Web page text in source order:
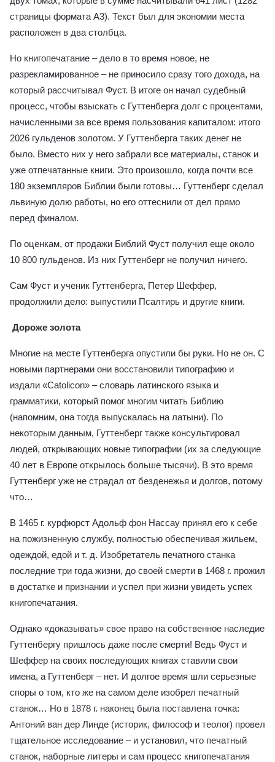
страницы формата А3). Текст был для экономии места
расположен в два столбца.
Но книгопечатание – дело в то время новое, не
разрекламированное – не приносило сразу того дохода, на
который рассчитывал Фуст. В итоге он начал судебный
процесс, чтобы взыскать с Гуттенберга долг с процентами,
начисленными за все время пользования капиталом: итого
2026 гульденов золотом. У Гуттенберга таких денег не
было. Вместо них у него забрали все материалы, станок и
уже отпечатанные книги. Это произошло, когда почти все
180 экземпляров Библии были готовы… Гуттенберг сделал
львиную долю работы, но его оттеснили от дел прямо
перед финалом.
По оценкам, от продажи Библий Фуст получил еще около
10 800 гульденов. Из них Гуттенберг не получил ничего.
Сам Фуст и ученик Гуттенберга, Петер Шеффер,
продолжили дело: выпустили Псалтирь и другие книги.
Дороже золота
Многие на месте Гуттенберга опустили бы руки. Но не он. С
новыми партнерами они восстановили типографию и
издали «Catolicon» – словарь латинского языка и
грамматики, который помог многим читать Библию
(напомним, она тогда выпускалась на латыни). По
некоторым данным, Гуттенберг также консультировал
людей, открывающих новые типографии (их за следующие
40 лет в Европе открылось больше тысячи). В это время
Гуттенберг уже не страдал от безденежья и долгов, потому
что…
В 1465 г. курфюрст Адольф фон Нассау принял его к себе
на пожизненную службу, полностью обеспечивая жильем,
одеждой, едой и т. д. Изобретатель печатного станка
последние три года жизни, до своей смерти в 1468 г. прожил
в достатке и признании и успел при жизни увидеть успех
книгопечатания.
Однако «доказывать» свое право на собственное наследие
Гуттенбергу пришлось даже после смерти! Ведь Фуст и
Шеффер на своих последующих книгах ставили свои
имена, а Гуттенберг – нет. И долгое время шли серьезные
споры о том, кто же на самом деле изобрел печатный
станок… Но в 1878 г. наконец была поставлена точка:
Антоний ван дер Линде (историк, философ и теолог) провел
тщательное исследование – и установил, что печатный
станок, наборные литеры и сам процесс книгопечатания